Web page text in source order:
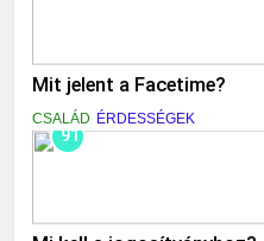
Mit jelent a Facetime?
CSALÁD ÉRDESSÉGEK
91